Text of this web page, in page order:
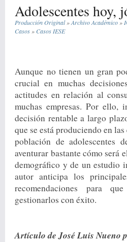
Adolescentes hoy,
Producción Original»Archivo Académico »
Casos » Casos IESE
Aunque no tienen un gran
crucial en muchas
actitudes en relación al
muchas empresas. Por
decisión rentable a largo
que se está produciendo en
población de adolescentes
aventurar bastante cómo será
demográfico y de un estudio
autor anticipa los
recomendaciones para
gestionarlos con éxito.
Artículo de José Luis Nueno